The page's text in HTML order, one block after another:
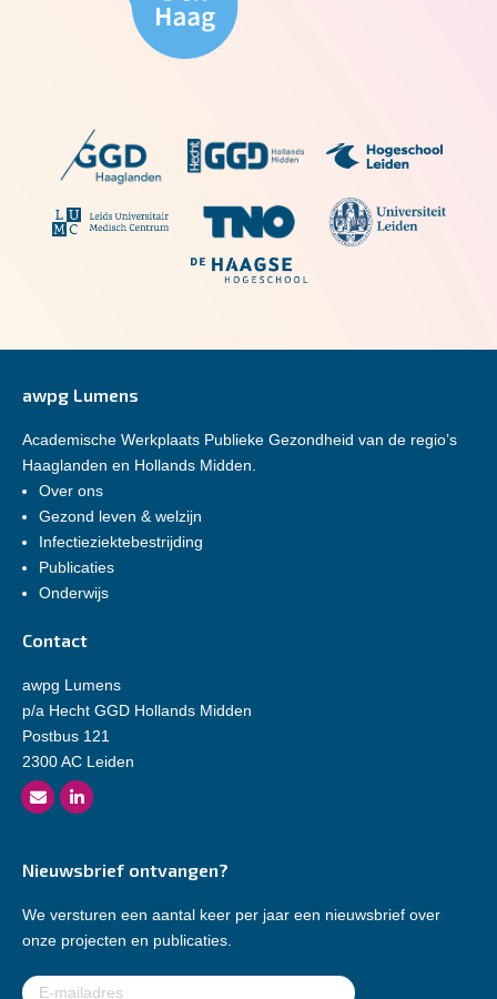
awpg Lumens
Academische Werkplaats Publieke Gezondheid van de regio’s
Haaglanden en Hollands Midden.
Over ons
Gezond leven & welzijn
Infectieziektebestrijding
Publicaties
Onderwijs
Contact
awpg Lumens
p/a Hecht GGD Hollands Midden
Postbus 121
2300 AC Leiden
Nieuwsbrief ontvangen?
We versturen een aantal keer per jaar een nieuwsbrief over
onze projecten en publicaties.
E-